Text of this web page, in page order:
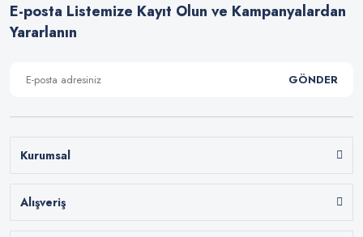
E-posta Listemize Kayıt Olun ve Kampanyalardan
Yararlanın
GÖNDER
Kurumsal
Alışveriş